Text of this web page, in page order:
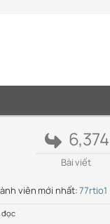
6,374
Bài viết
viên mới nhất:77rtio1
đọc